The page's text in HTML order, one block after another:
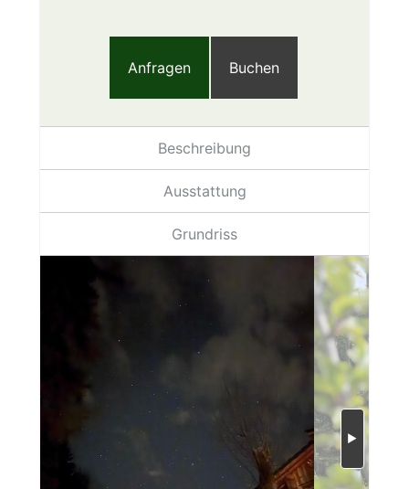
Anfragen Buchen
Beschreibung
Ausstattung
Grundriss